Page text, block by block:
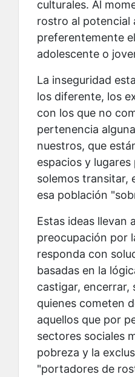
culturales. Al
rostro al potencial
preferentemente
adolescente o
La inseguridad
los diferente, los
con los que no
pertenencia
nuestros, que
espacios y lugares
solemos transitar,
esa población
Estas ideas llevan
preocupación por
responda con
basadas en la
castigar, encerrar,
quienes cometen
aquellos que por
sectores sociales
pobreza y la
"portadores de